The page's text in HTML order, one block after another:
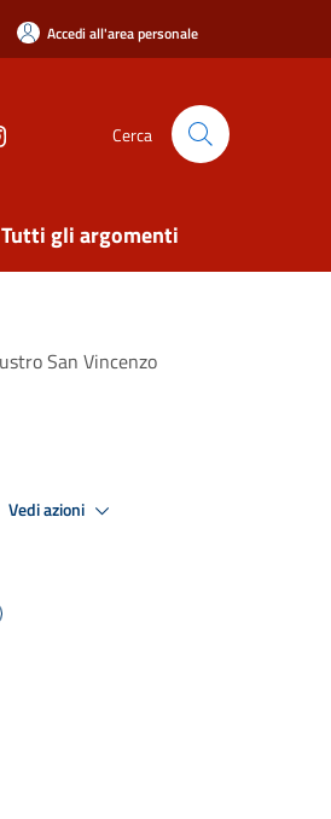
Accedi all'area personale
Cerca
Tutti gli argomenti
San Vincenzo
Vedi azioni